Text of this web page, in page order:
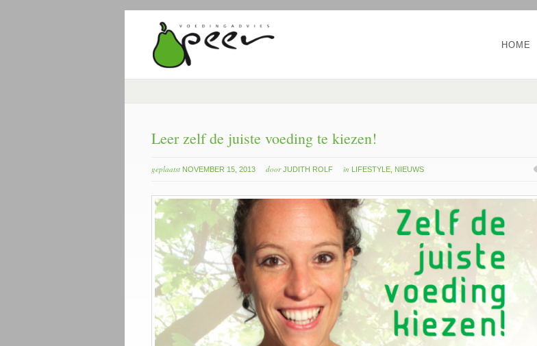
HOME
Leer zelf de juiste voeding te kiezen!
geplaatst NOVEMBER 15, 2013 door JUDITH ROLF in LIFESTYLE NIEUWS